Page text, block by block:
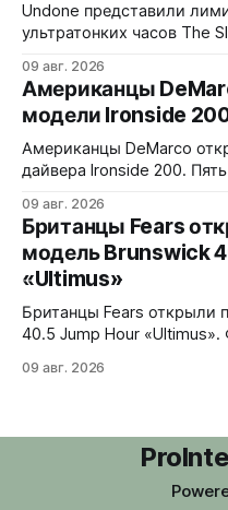
Undone представили
ультратонких часов The Slim - No
белые помехи, зигзаги,
фигуры. Бирюзовый
Корпус из нержавеющей
браслет. Водозащита 30 метров.
1062 кварц
09 авг. 2026
Американцы
модели Ironside
Американцы DeMarco
дайвера Ironside 200.
Blue. Корпус из стали 316L, керамическая вставка
безеля на 120 кликов,
сторон. Водозащита 200
Люм Swiss Luminova BGW9. В комплекте
jubilee-
09 авг. 2026
Британцы Fears
модель Brunswick
«Ultimus»
Британцы Fears открыли
40.5 Jump Hour
с Andrew Morgan. Прыгающий час реализован на модуле
люминесцентным
09 авг. 2026